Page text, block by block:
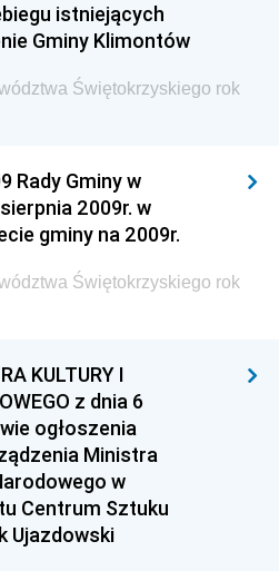
istniejących
Gminy Klimontów
Świętokrzyskiego rok
Rady Gminy w
2009r. w
gminy na 2009r.
Świętokrzyskiego rok
KULTURY I
z dnia 6
ogłoszenia
Ministra
w
Centrum Sztuku
Ujazdowski